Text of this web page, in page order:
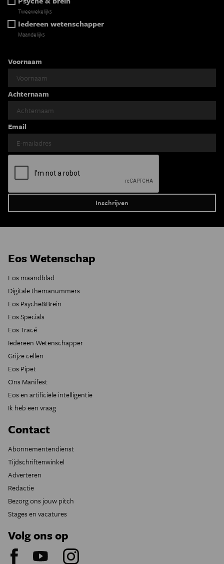
Tweewekelijks
Iedereen wetenschapper
Maandelijks
Voornaam
Achternaam
Email
Eos Wetenschap
Eos maandblad
Digitale themanummers
Eos Psyche&Brein
Eos Specials
Eos Tracé
Iedereen Wetenschapper
Grijze cellen
Eos Pipet
Ons Manifest
Eos en artificiële intelligentie
Ik heb een vraag
Contact
Abonnementendienst
Tijdschriftenwinkel
Adverteren
Redactie
Bezorg ons jouw pitch
Stages en vacatures
Volg ons op